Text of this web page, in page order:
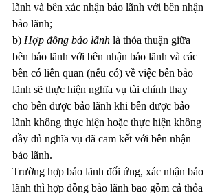
lãnh và bên xác nhận bảo lãnh với bên nhận
bảo lãnh;
b) Hợp đồng bảo lãnh là thỏa thuận giữa
bên bảo lãnh với bên nhận bảo lãnh và các
bên có liên quan (nếu có) về việc bên bảo
lãnh sẽ thực hiện nghĩa vụ tài chính thay
cho bên được bảo lãnh khi bên được bảo
lãnh không thực hiện hoặc thực hiện không
đầy đủ nghĩa vụ đã cam kết với bên nhận
bảo lãnh.
Trường hợp bảo lãnh đối ứng, xác nhận bảo
lãnh thì hợp đồng bảo lãnh bao gồm cả thỏa